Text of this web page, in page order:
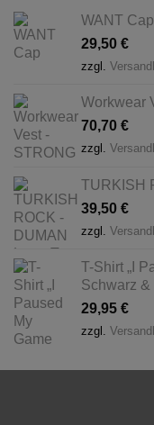
WANT Cap
29,50 €
zzgl.
Workwear
70,70 €
zzgl.
TURKISH
39,50 €
zzgl.
T-Shirt „I
Schwarz
29,95 €
zzgl.